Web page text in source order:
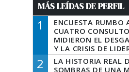
MÁS LEÍDAS DE PERFIL
1
ENCUESTA RUMBO
CUATRO
MIDIERON EL
Y LA CRISIS DE
PERONISMO
2
LA HISTORIA REAL
SOMBRAS DE UNA